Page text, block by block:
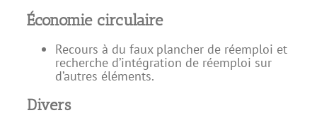
Économie circulaire
Recours à du faux plancher de réemploi et
recherche d’intégration de réemploi sur
d’autres éléments.
Divers